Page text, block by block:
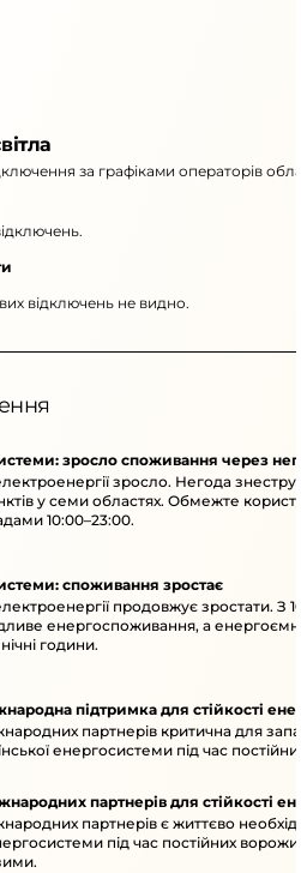
за графіками операторів
відключень не видно.
зросло споживання через
зросло. Негода
у семи областях. Обмежте
10:00–23:00.
споживання зростає
продовжує зростати. З
енергоспоживання, а
години.
підтримка для стійкості
партнерів критична для
енергосистеми під час
партнерів для стійкості
партнерів є життєво
під час постійних